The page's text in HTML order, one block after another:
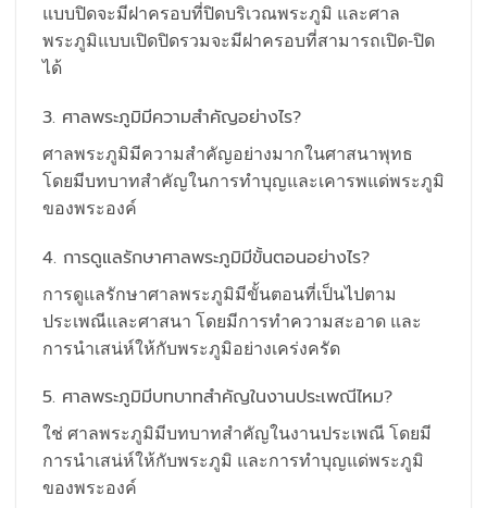
แบบปิดจะมีฝาครอบที่ปิดบริเวณพระภูมิ และศาล
พระภูมิแบบเปิดปิดรวมจะมีฝาครอบที่สามารถเปิด-ปิด
ได้
3. ศาลพระภูมิมีความสำคัญอย่างไร?
ศาลพระภูมิมีความสำคัญอย่างมากในศาสนาพุทธ
โดยมีบทบาทสำคัญในการทำบุญและเคารพแด่พระภูมิ
ของพระองค์
4. การดูแลรักษาศาลพระภูมิมีขั้นตอนอย่างไร?
การดูแลรักษาศาลพระภูมิมีขั้นตอนที่เป็นไปตาม
ประเพณีและศาสนา โดยมีการทำความสะอาด และ
การนำเสน่ห์ให้กับพระภูมิอย่างเคร่งครัด
5. ศาลพระภูมิมีบทบาทสำคัญในงานประเพณีไหม?
ใช่ ศาลพระภูมิมีบทบาทสำคัญในงานประเพณี โดยมี
การนำเสน่ห์ให้กับพระภูมิ และการทำบุญแด่พระภูมิ
ของพระองค์